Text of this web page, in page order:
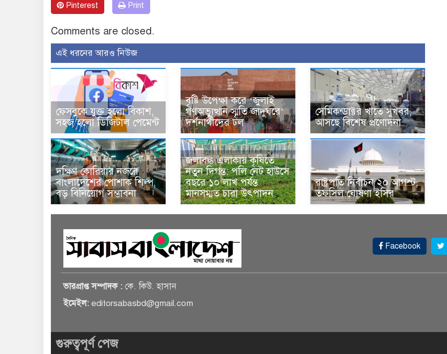
Pinterest Print
Comments are closed.
এই ধরনের আরও নিউজ
ফেসবুকে যুক্ত হলো বিকাশ,
সহজ হলো ডিজিটাল পেমেন্ট
বৃষ্টি উপেক্ষা করে ‘জুলাই
গণঅভ্যুত্থান স্মৃতি জাদুঘরে’
দর্শনার্থীদের ঢল
সেমিকন্ডাক্টর খাতে সুখবর,
আসছে বিশেষ প্রণোদনা
দক্ষিণ কোরিয়ার নজরে
বাংলাদেশের পোশাক শিল্প,
বড় বিনিয়োগ সম্ভাবনা
জলাবদ্ধ এলাকায় কৃষিতে
নতুন দিগন্ত: পলি নেট হাউসে
বছরে ১০ লাখ পর্যন্ত
মানসম্মত চারা উৎপাদন
রাষ্ট্রপতি নির্বাচন ২০ আগস্ট,
তফসিল ঘোষণা ইসির
Facebook
ভারপ্রাপ্ত সম্পাদক : কে. কিউ. হাসান
ইমেইল: editorsabasbd@gmail.com
গুরুত্বপূর্ণ পেজ